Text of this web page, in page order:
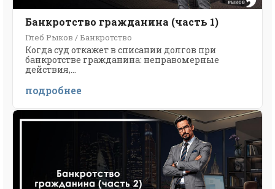
Банкротство гражданина (часть 1)
Глеб Рыков / Банкротство
Когда суд откажет в списании долгов при
банкротстве гражданина: неправомерные
действия,...
подробнее